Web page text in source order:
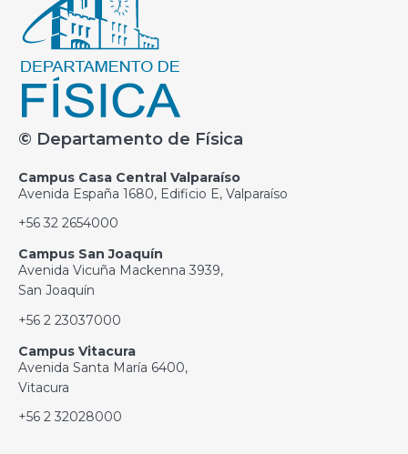
© Departamento de Física
Campus Casa Central Valparaíso
Avenida España 1680, Edificio E, Valparaíso
+56 32 2654000
Campus San Joaquín
Avenida Vicuña Mackenna 3939,
San Joaquín
+56 2 23037000
Campus Vitacura
Avenida Santa María 6400,
Vitacura
+56 2 32028000